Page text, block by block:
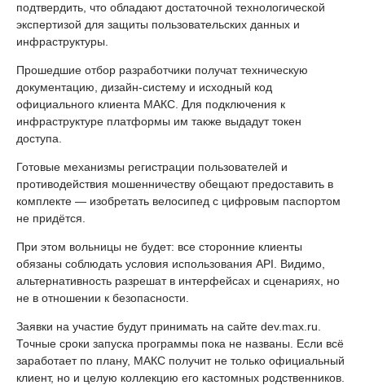
подтвердить, что обладают достаточной технологической
экспертизой для защиты пользовательских данных и
инфраструктуры.
Прошедшие отбор разработчики получат техническую
документацию, дизайн-систему и исходный код
официального клиента МАКС. Для подключения к
инфраструктуре платформы им также выдадут токен
доступа.
Готовые механизмы регистрации пользователей и
противодействия мошенничеству обещают предоставить в
комплекте — изобретать велосипед с цифровым паспортом
не придётся.
При этом вольницы не будет: все сторонние клиенты
обязаны соблюдать условия использования API. Видимо,
альтернативность разрешат в интерфейсах и сценариях, но
не в отношении к безопасности.
Заявки на участие будут принимать на сайте dev.max.ru.
Точные сроки запуска программы пока не названы. Если всё
заработает по плану, МАКС получит не только официальный
клиент, но и целую коллекцию его кастомных родственников.